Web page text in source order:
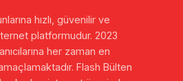
hızlı, güvenilir ve
platformudur. 2023
her zaman en
Flash Bülten